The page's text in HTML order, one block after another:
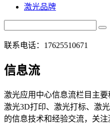
激光品牌
联系电话：17625510671
信息流
激光应用中心信息流栏目主要
激光3D打印、激光打标、激
的信息技术和经验交流，关